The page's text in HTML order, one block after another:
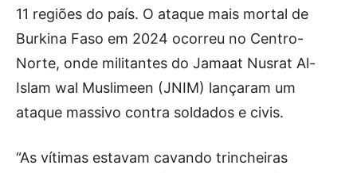
11 regiões do país. O ataque mais mortal de
Burkina Faso em 2024 ocorreu no Centro-
Norte, onde militantes do Jamaat Nusrat Al-
Islam wal Muslimeen (JNIM) lançaram um
ataque massivo contra soldados e civis.
“As vítimas estavam cavando trincheiras